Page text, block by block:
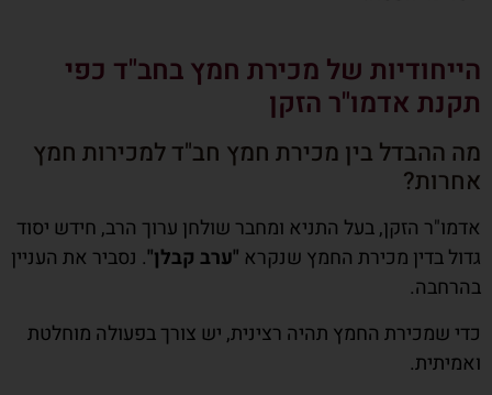
הייחודיות של מכירת חמץ בחב"ד כפי
תקנת אדמו"ר הזקן
מה ההבדל בין מכירת חמץ חב"ד למכירות חמץ
אחרות?
אדמו"ר הזקן, בעל התניא ומחבר שולחן ערוך הרב, חידש יסוד
גדול בדין מכירת החמץ שנקרא "ערב קבלן". נסביר את העניין
בהרחבה.
כדי שמכירת החמץ תהיה רצינית, יש צורך בפעולה מוחלטת
ואמיתית.